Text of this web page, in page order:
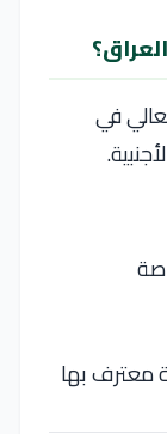
في
معترف بها